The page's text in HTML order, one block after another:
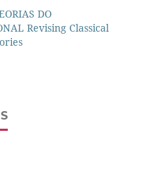
DO
Revising Classical